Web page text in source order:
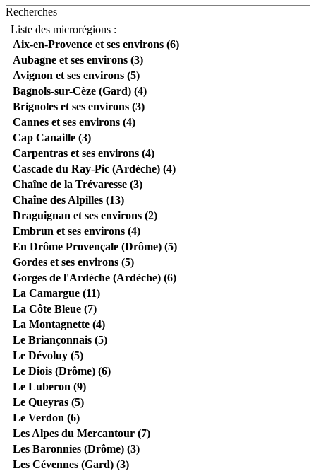
Recherches
Liste des microrégions :
Aix-en-Provence et ses environs (6)
Aubagne et ses environs (3)
Avignon et ses environs (5)
Bagnols-sur-Cèze (Gard) (4)
Brignoles et ses environs (3)
Cannes et ses environs (4)
Cap Canaille (3)
Carpentras et ses environs (4)
Cascade du Ray-Pic (Ardèche) (4)
Chaîne de la Trévaresse (3)
Chaîne des Alpilles (13)
Draguignan et ses environs (2)
Embrun et ses environs (4)
En Drôme Provençale (Drôme) (5)
Gordes et ses environs (5)
Gorges de l'Ardèche (Ardèche) (6)
La Camargue (11)
La Côte Bleue (7)
La Montagnette (4)
Le Briançonnais (5)
Le Dévoluy (5)
Le Diois (Drôme) (6)
Le Luberon (9)
Le Queyras (5)
Le Verdon (6)
Les Alpes du Mercantour (7)
Les Baronnies (Drôme) (3)
Les Cévennes (Gard) (3)